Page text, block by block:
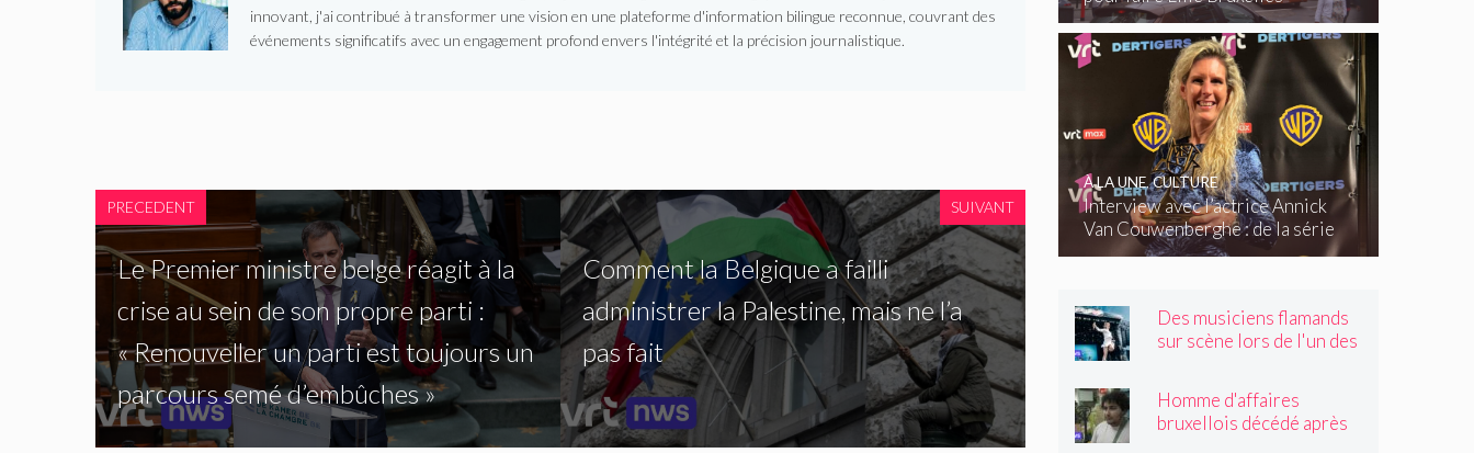
innovant, j'ai contribué à transformer une vision en une plateforme d'information bilingue reconnue, couvrant des
événements significatifs avec un engagement profond envers l'intégrité et la précision journalistique.
PRECEDENT
Le Premier ministre belge réagit à la
crise au sein de son propre parti :
« Renouveller un parti est toujours un
parcours semé d’embûches »
SUIVANT
Comment la Belgique a failli
administrer la Palestine, mais ne l’a
pas fait
Interview avec l’actrice Annick
Van Couwenberghe : de la série
télévisée Dertigers au court-
À LA UNE,CULTURE
Des musiciens flamands
sur scène lors de l'un des
Homme d'affaires
bruxellois décédé après